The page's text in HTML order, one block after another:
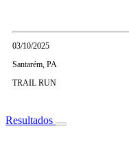
03/10/2025
Santarém, PA
TRAIL RUN
Resultados